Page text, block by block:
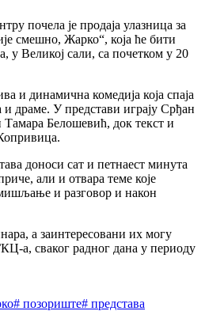
почела је продаја улазница за
смешно, Жарко“, која ће бити
у Великој сали, са почетком у 20
и динамична комедија која спаја
и драме. У представи играју Срђан
Белошевић, док текст и
доноси сат и петнаест минута
али и отвара теме које
и разговор и након
а заинтересовани их могу
а, сваког радног дана у периоду
# позориште# представа